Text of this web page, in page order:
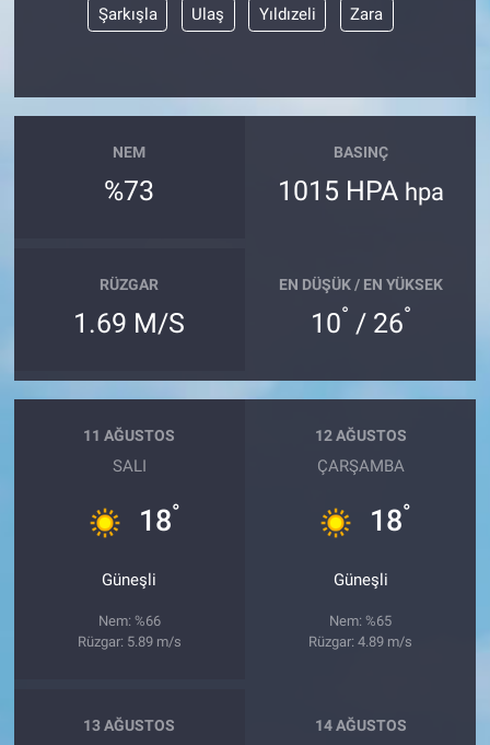
Şarkışla Ulaş Yıldızeli Zara
NEM
%73
BASINÇ
1015 HPA hpa
RÜZGAR
1.69 M/S
EN DÜŞÜK / EN YÜKSEK
10° / 26°
11 AĞUSTOS
SALI
18°
Güneşli
Nem: %66
Rüzgar: 5.89 m/s
12 AĞUSTOS
ÇARŞAMBA
18°
Güneşli
Nem: %65
Rüzgar: 4.89 m/s
13 AĞUSTOS 14 AĞUSTOS